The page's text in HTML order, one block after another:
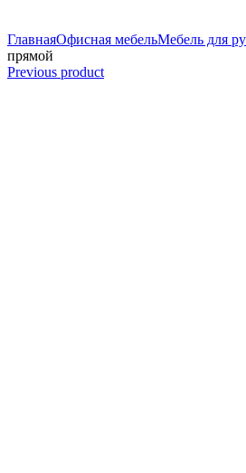
ГлавнаяОфисная мебельМебель для
прямой
Previous product